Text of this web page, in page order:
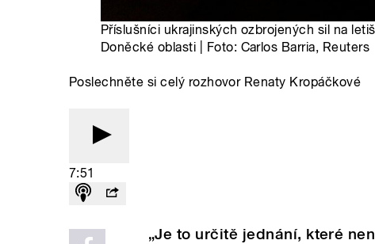
Příslušníci ukrajinských ozbrojených sil na
Doněcké oblasti | Foto: Carlos Barria, Reuters
Poslechněte si celý rozhovor Renaty Kropáčkové
7:51
„Je to určitě jednání, které